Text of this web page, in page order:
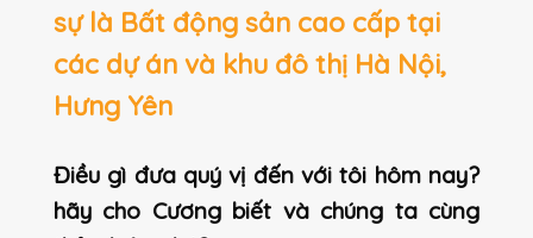
sự là Bất động sản cao cấp tại
các dự án và khu đô thị Hà Nội,
Hưng Yên
Điều gì đưa quý vị đến với tôi hôm nay?
hãy cho Cương biết và chúng ta cùng